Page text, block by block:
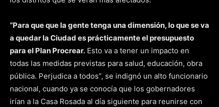
“Para que que la gente tenga una dimensión, lo que se va
a quedar la Ciudad es prácticamente el presupuesto
para el Plan Procrear. Esto va a tener un impacto en
todas las medidas previstas para salud, educación, obra
pública. Perjudica a todos”, se indignó un alto funcionario
nacional, cuando ya se conocía que los gobernadores
irían a la Casa Rosada al día siguiente para reunirse con